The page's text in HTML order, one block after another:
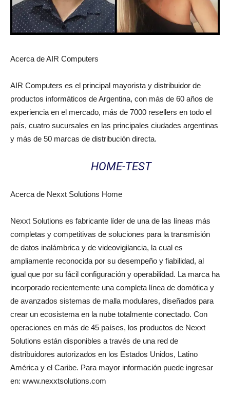
Acerca de AIR Computers
AIR Computers es el principal mayorista y distribuidor de
productos informáticos de Argentina, con más de 60 años de
experiencia en el mercado, más de 7000 resellers en todo el
país, cuatro sucursales en las principales ciudades argentinas
y más de 50 marcas de distribución directa.
HOME-TEST
Acerca de Nexxt Solutions Home
Nexxt Solutions es fabricante líder de una de las líneas más
completas y competitivas de soluciones para la transmisión
de datos inalámbrica y de videovigilancia, la cual es
ampliamente reconocida por su desempeño y fiabilidad, al
igual que por su fácil configuración y operabilidad. La marca ha
incorporado recientemente una completa línea de domótica y
de avanzados sistemas de malla modulares, diseñados para
crear un ecosistema en la nube totalmente conectado. Con
operaciones en más de 45 países, los productos de Nexxt
Solutions están disponibles a través de una red de
distribuidores autorizados en los Estados Unidos, Latino
América y el Caribe. Para mayor información puede ingresar
en: www.nexxtsolutions.com